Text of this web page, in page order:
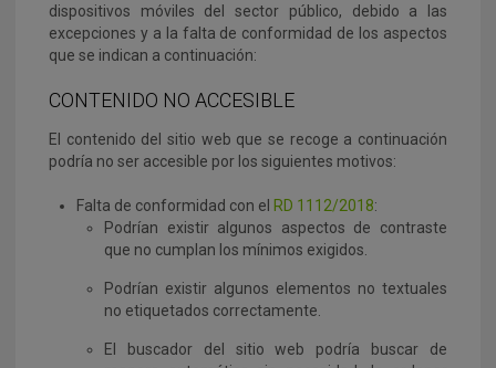
dispositivos móviles del sector público, debido a las
excepciones y a la falta de conformidad de los aspectos
que se indican a continuación:
CONTENIDO NO ACCESIBLE
El contenido del sitio web que se recoge a continuación
podría no ser accesible por los siguientes motivos:
Falta de conformidad con el RD 1112/2018:
Podrían existir algunos aspectos de contraste
que no cumplan los mínimos exigidos.
Podrían existir algunos elementos no textuales
no etiquetados correctamente.
El buscador del sitio web podría buscar de